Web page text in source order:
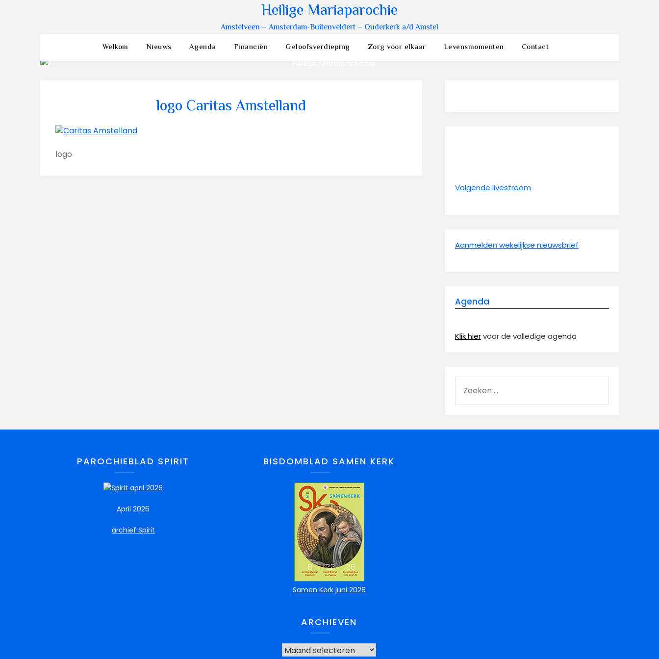
Heilige Mariaparochie
Amstelveen – Amsterdam-Buitenveldert – Ouderkerk a/d Amstel
Welkom Nieuws Agenda Financiën Geloofsverdieping Zorg voor elkaar Levensmomenten Contact
logo Caritas Amstelland
logo
Volgende livestream
Aanmelden wekelijkse nieuwsbrief
Agenda
Klik hiervoor de volledige agenda
PAROCHIEBLAD SPIRIT
April 2026
archief Spirit
BISDOMBLAD SAMEN KERK
Samen Kerk juni 2026
ARCHIEVEN